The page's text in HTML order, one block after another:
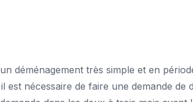
déménagement très simple et en
est nécessaire de faire une demande de